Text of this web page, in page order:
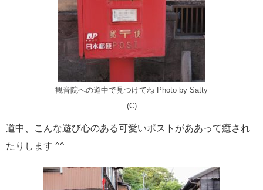
観音院への道中で見つけてね Photo by Satty
(C)
道中、こんな遊び心のある可愛いポストがああって癒され
たりします ^^